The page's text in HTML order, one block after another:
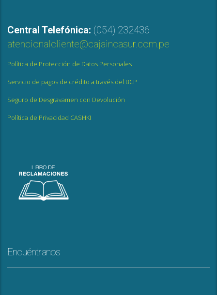
Central Telefónica: (054) 232436
atencionalcliente@cajaincasur.com.pe
Política de Protección de Datos Personales
Servicio de pagos de crédito a través del BCP
Seguro de Desgravamen con Devolución
Política de Privacidad CASHKI
Encuéntranos